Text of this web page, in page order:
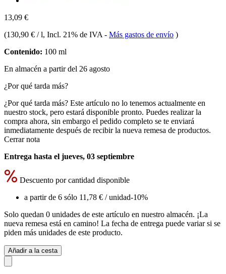
13,09 €
(130,90 € / l, Incl. 21% de IVA - Más gastos de envío )
Contenido: 100 ml
En almacén a partir del 26 agosto
¿Por qué tarda más?
¿Por qué tarda más? Este artículo no lo tenemos actualmente en
nuestro stock, pero estará disponible pronto. Puedes realizar la
compra ahora, sin embargo el pedido completo se te enviará
inmediatamente después de recibir la nueva remesa de productos.
Cerrar nota
Entrega hasta el jueves, 03 septiembre
Descuento por cantidad disponible
a partir de 6 sólo 11,78 € / unidad-10%
Solo quedan 0 unidades de este artículo en nuestro almacén. ¡La
nueva remesa está en camino! La fecha de entrega puede variar si se
piden más unidades de este producto.
Añadir a la cesta